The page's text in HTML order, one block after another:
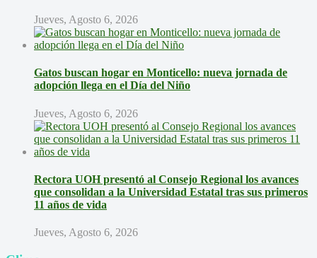
Jueves, Agosto 6, 2026
Gatos buscan hogar en Monticello: nueva jornada de
adopción llega en el Día del Niño
Jueves, Agosto 6, 2026
Rectora UOH presentó al Consejo Regional los avances
que consolidan a la Universidad Estatal tras sus primeros
11 años de vida
Jueves, Agosto 6, 2026